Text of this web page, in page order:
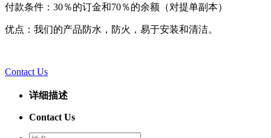
付款条件：30％的订金和70％的余额（对提单副本）
优点：我们的产品防水，防火，易于安装和清洁。
Contact Us
详细描述
Contact Us